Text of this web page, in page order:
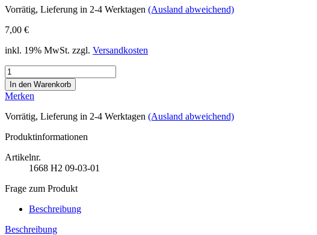
Vorrätig, Lieferung in 2-4 Werktagen (Ausland abweichend)
7,00 €
inkl. 19% MwSt. zzgl. Versandkosten
Merken
Vorrätig, Lieferung in 2-4 Werktagen (Ausland abweichend)
Produktinformationen
Artikelnr.
1668 H2 09-03-01
Frage zum Produkt
Beschreibung
Beschreibung